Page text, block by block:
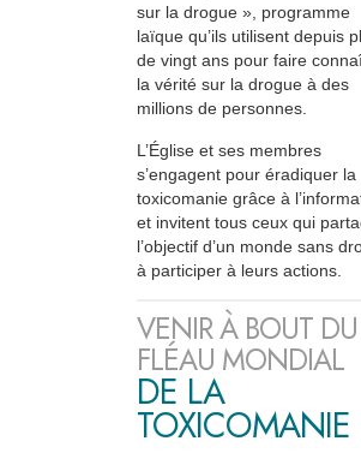
sur la drogue », programme
laïque qu’ils utilisent depuis
de vingt ans pour faire
la vérité sur la drogue à des
millions de personnes.
L’Église et ses membres
s’engagent pour éradiquer la
toxicomanie grâce à
et invitent tous ceux qui
l’objectif d’un monde sans
à participer à leurs actions.
VENIR À BOUT DU
FLÉAU MONDIAL
DE LA
TOXICOMANIE